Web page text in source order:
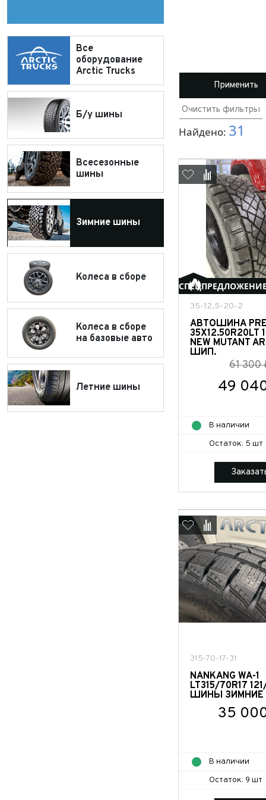
Все
оборудование
Arctic Trucks
Б/у шины
Всесезонные
шины
Зимние шины
Колеса в сборе
Колеса в сборе
на базовые авто
Летние шины
38"
205
215
225
245
265
275
285
315
LC 150 АТ38
Применить
Очистить фильтры
Найдено: 31
СПЕЦПРЕДЛОЖЕНИЕ
35-12,5-20-2
АВТОШИНА
35X12.50R20LT
NEW MUTANT
ШИП.
61 300
49
В наличии
Остаток: 5 шт
315-70-17-31
NANKANG WA-1
LT315/70R17
ШИНЫ ЗИМНИЕ
35
В наличии
Остаток: 9 шт
Имя*
Ваш
E-mail*
ФИО*
Год